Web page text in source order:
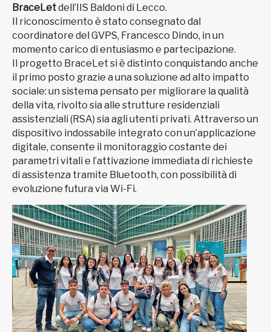
BraceLetdell’IIS Baldoni di Lecco.
Il riconoscimento è stato consegnato dal
coordinatore del GVPS, Francesco Dindo, in un
momento carico di entusiasmo e partecipazione.
Il progetto BraceLet si è distinto conquistando anche
il primo posto grazie a una soluzione ad alto impatto
sociale: un sistema pensato per migliorare la qualità
della vita, rivolto sia alle strutture residenziali
assistenziali (RSA) sia agli utenti privati. Attraverso un
dispositivo indossabile integrato con un’applicazione
digitale, consente il monitoraggio costante dei
parametri vitali e l’attivazione immediata di richieste
di assistenza tramite Bluetooth, con possibilità di
evoluzione futura via Wi-Fi.